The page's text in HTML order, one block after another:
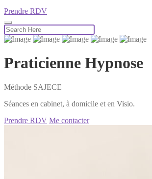
Prendre RDV
Praticienne Hypnose
Méthode SAJECE
Séances en cabinet, à domicile et en Visio.
Prendre RDV Me contacter